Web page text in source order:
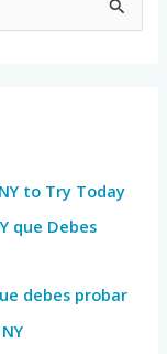
to Try Today
que Debes
debes probar